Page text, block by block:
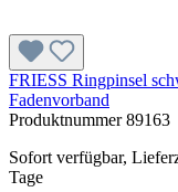
FRIESS Ringpinsel
Fadenvorband
Produktnummer89163
Sofort verfügbar,
Tage